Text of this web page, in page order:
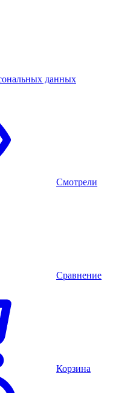
данных
Смотрели
Сравнение
Корзина